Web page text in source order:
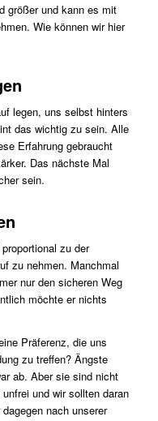
größer und kann es mit
Wie können wir hier
legen, uns selbst hinters
das wichtig zu sein. Alle
Erfahrung gebraucht
Das nächste Mal
sein.
zu der
zu nehmen. Manchmal
nur den sicheren Weg
möchte er nichts
Präferenz, die uns
zu treffen? Ängste
ab. Aber sie sind nicht
und wir sollten daran
nach unserer